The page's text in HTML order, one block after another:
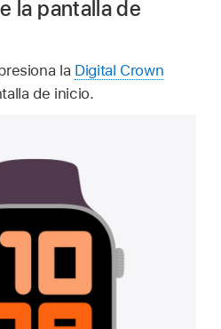
la pantalla de
la Digital Crown
de inicio.